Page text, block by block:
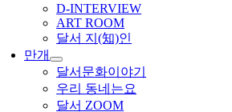
D-INTERVIEW
ART ROOM
달서 지(知)인
만개
달서문화이야기
우리 동네는요
달서 ZOOM